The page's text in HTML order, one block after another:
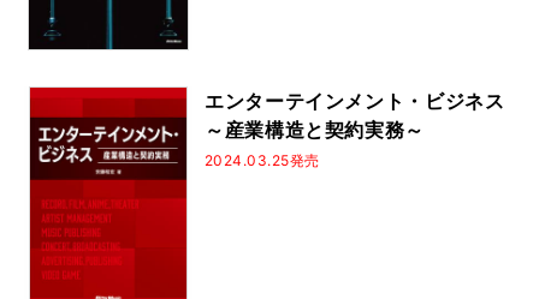
エンターテインメント・ビジネス
～産業構造と契約実務～
2024.03.25発売